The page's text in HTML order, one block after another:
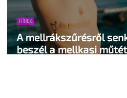
A mellrákszűrésről
beszél a mellkasi
HÍREK